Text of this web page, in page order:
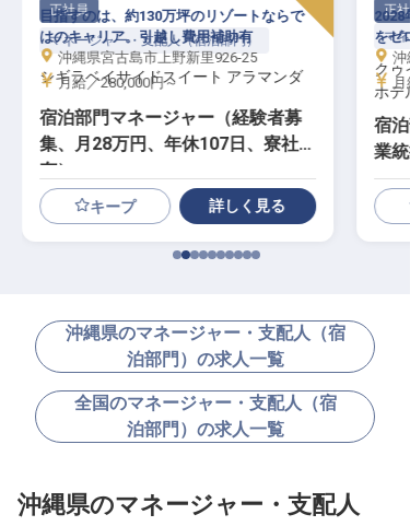
正社員
マネージャー・支配人（宿泊部門）
シギラベイサイドスイート アラマンダ
宿泊部門マネージャー（経験者募
集、月28万円、年休107日、寮社宅
有）
目指すのは、約130万坪のリゾートならで
はのキャリア。引越し費用補助有
沖縄県宮古島市上野新里926-25
月給／280,000円～
キープ 詳しく見る
正社
マ
クゥ
ホテル
宿
業
設計
2028
をゼ
沖
月
沖縄県のマネージャー・支配人（宿
泊部門）の求人一覧
全国のマネージャー・支配人（宿
泊部門）の求人一覧
沖縄県のマネージャー・支配人